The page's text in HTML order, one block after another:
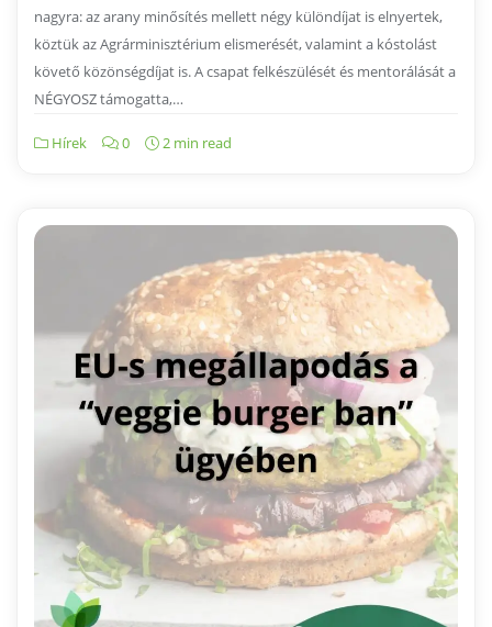
nagyra: az arany minősítés mellett négy különdíjat is elnyertek,
köztük az Agrárminisztérium elismerését, valamint a kóstolást
követő közönségdíjat is. A csapat felkészülését és mentorálását a
NÉGYOSZ támogatta,…
Hírek 0 2 min read